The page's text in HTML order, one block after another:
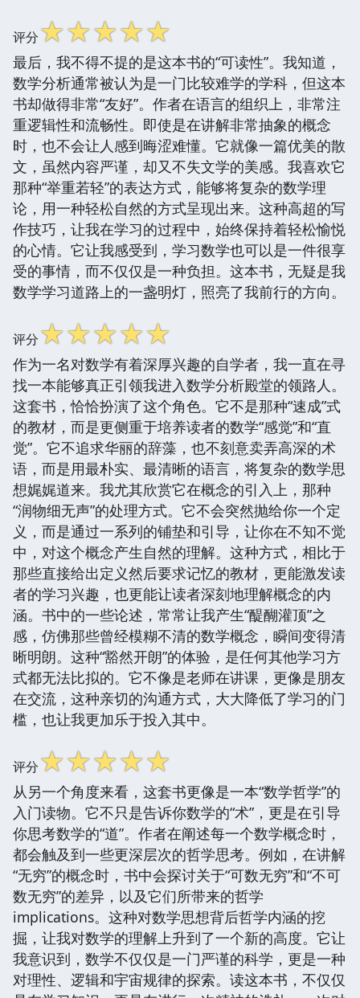
评分☆☆☆☆☆
最后，我不得不提的是这本书的“可读性”。我知道，
数学分析通常被认为是一门比较难学的学科，但这本
书却做得非常“友好”。作者在语言的组织上，非常注
重逻辑性和流畅性。即使是在讲解非常抽象的概念
时，也不会让人感到晦涩难懂。它就像一篇优美的散
文，虽然内容严谨，却又不失文学的美感。我喜欢它
那种“举重若轻”的表达方式，能够将复杂的数学理
论，用一种轻松自然的方式呈现出来。这种高超的写
作技巧，让我在学习的过程中，始终保持着轻松愉悦
的心情。它让我感受到，学习数学也可以是一件很享
受的事情，而不仅仅是一种负担。这本书，无疑是我
数学学习道路上的一盏明灯，照亮了我前行的方向。
评分☆☆☆☆☆
作为一名对数学有着深厚兴趣的自学者，我一直在寻
找一本能够真正引领我进入数学分析殿堂的领路人。
这套书，恰恰扮演了这个角色。它不是那种“速成”式
的教材，而是更侧重于培养读者的数学“感觉”和“直
觉”。它不追求华丽的辞藻，也不刻意卖弄高深的术
语，而是用最朴实、最清晰的语言，将复杂的数学思
想娓娓道来。我尤其欣赏它在概念的引入上，那种
“润物细无声”的处理方式。它不会突然抛给你一个定
义，而是通过一系列的铺垫和引导，让你在不知不觉
中，对这个概念产生自然的理解。这种方式，相比于
那些直接给出定义然后要求记忆的教材，更能激发读
者的学习兴趣，也更能让读者深刻地理解概念的内
涵。书中的一些论述，常常让我产生“醍醐灌顶”之
感，仿佛那些曾经模糊不清的数学概念，瞬间变得清
晰明朗。这种“豁然开朗”的体验，是任何其他学习方
式都无法比拟的。它不像是老师在讲课，更像是朋友
在交流，这种亲切的沟通方式，大大降低了学习的门
槛，也让我更加乐于投入其中。
评分☆☆☆☆☆
从另一个角度来看，这套书更像是一本“数学哲学”的
入门读物。它不只是告诉你数学的“术”，更是在引导
你思考数学的“道”。作者在阐述每一个数学概念时，
都会触及到一些更深层次的哲学思考。例如，在讲解
“无穷”的概念时，书中会探讨关于“可数无穷”和“不可
数无穷”的差异，以及它们所带来的哲学
implications。这种对数学思想背后哲学内涵的挖
掘，让我对数学的理解上升到了一个新的高度。它让
我意识到，数学不仅仅是一门严谨的科学，更是一种
对理性、逻辑和宇宙规律的探索。读这本书，不仅仅